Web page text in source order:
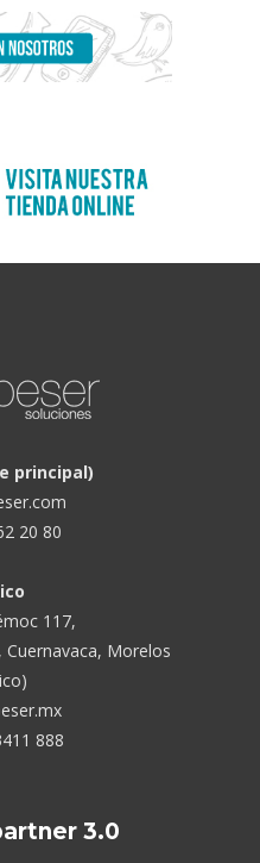
principal)
20 80
117,
Cuernavaca, Morelos
888
3.0